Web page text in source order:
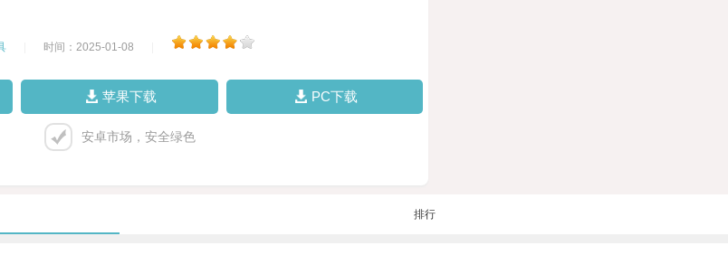
时间：2025-01-08
苹果下载 PC下载
安卓市场，安全绿色
排行